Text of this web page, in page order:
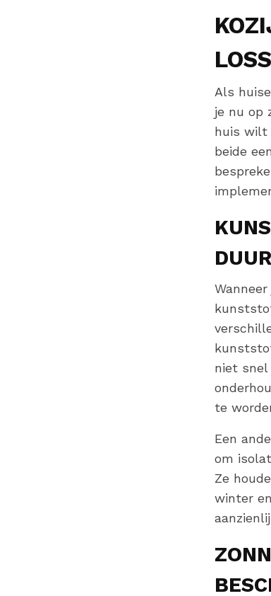
Als
je nu op
huis wilt
beide
niet snel
te
Een
om
Ze
winter